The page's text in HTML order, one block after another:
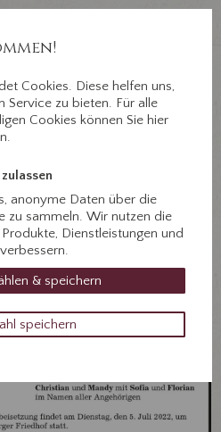
+49 8221 31077
Cookies. Diese helfen uns,
Service zu bieten. Für alle
Cookies können Sie hier
anonyme Daten über die
zu sammeln. Wir nutzen die
Dienstleistungen und
& speichern
speichern